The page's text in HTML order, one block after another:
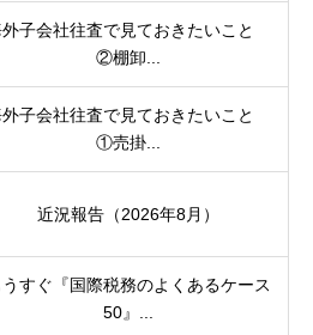
子会社往査で見ておきたいこと
②棚卸...
子会社往査で見ておきたいこと
①売掛...
近況報告（2026年8月）
うすぐ『国際税務のよくあるケース
50』...